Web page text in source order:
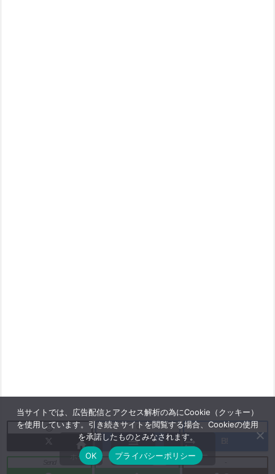
 0 0

ホーム

メニュー

サイドバー
当サイトでは、広告配信とアクセス解析の為にCookie（クッキー）
を使用しています。引き続きサイトを閲覧する場合、Cookieの使用
を承諾したものとみなされます。
OK
プライバシーポリシー